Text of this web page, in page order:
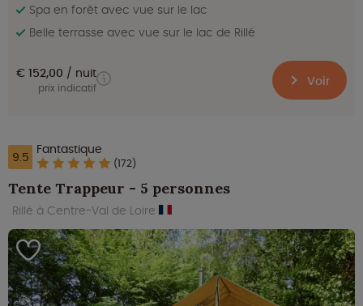
Spa en forêt avec vue sur le lac
Belle terrasse avec vue sur le lac de Rillé
€ 152,00 nuit
prix indicatif Voir
9.5 Fantastique
(172)
Tente Trappeur - 5 personnes
Rillé à Centre-Val de Loire